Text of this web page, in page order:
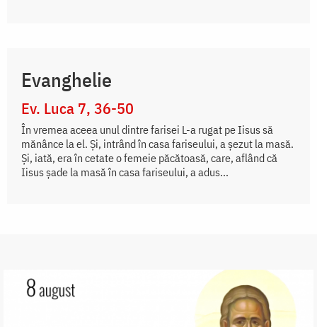
Evanghelie
Ev. Luca 7, 36-50
În vremea aceea unul dintre farisei L-a rugat pe Iisus să
mănânce la el. Și, intrând în casa fariseului, a șezut la masă.
Și, iată, era în cetate o femeie păcătoasă, care, aflând că
Iisus șade la masă în casa fariseului, a adus...